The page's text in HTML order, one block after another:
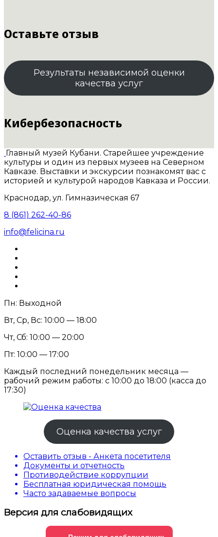
Оставьте отзыв
Результаты независимой оценки
качества услуг
Кибербезопасность
Главный музей Кубани. Старейшее учреждение
культуры и один из первых музеев на Северном
Кавказе. Выставки и экскурсии познакомят вас с
историей и культурой народов Кавказа и России.
Краснодар, ул. Гимназическая 67
8 (861) 262-40-86
info@felicina.ru
Пн: Выходной
Вт, Ср, Вс: 10:00 — 18:00
Чт, Сб: 10:00 — 20:00
Пт: 10:00 — 17:00
Каждый последний понедельник месяца —
рабочий режим работы: с 10:00 до 18:00 (касса до
17:30)
Оценка качества услуг
Оставить отзыв - Анкета посетителя
Документы и отчетность
Противодействие коррупции
Бесплатная юридическая помощь
Часто задаваемые вопросы
Версия для слабовидящих